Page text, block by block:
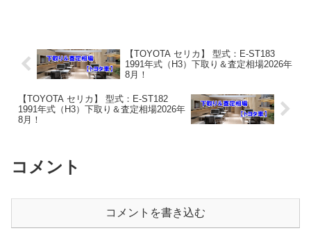
【TOYOTA セリカ】 型式：E-ST183
1991年式（H3）下取り＆査定相場2026年
8月！
【TOYOTA セリカ】 型式：E-ST182
1991年式（H3）下取り＆査定相場2026年
8月！
コメント
コメントを書き込む